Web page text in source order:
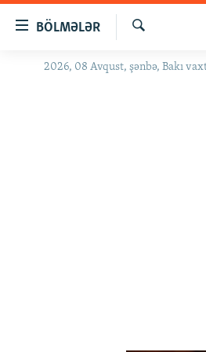
BÖLMƏLƏR
GÜNDƏM
Axtar
2026, 08 Avqust, şənbə, Bakı